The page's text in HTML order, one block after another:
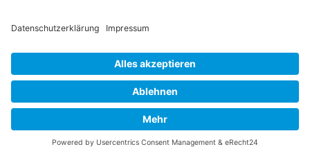
© 2026 STEININGER ARCHITEKTEN · DIPL. ING. FRANK
STEININGER · FREIER ARCHITEKT · SCHILLERSTR. 8 · 79102
FREIBURG · TEL. 0761 - 707 9010 ·DATENSCHUTZ